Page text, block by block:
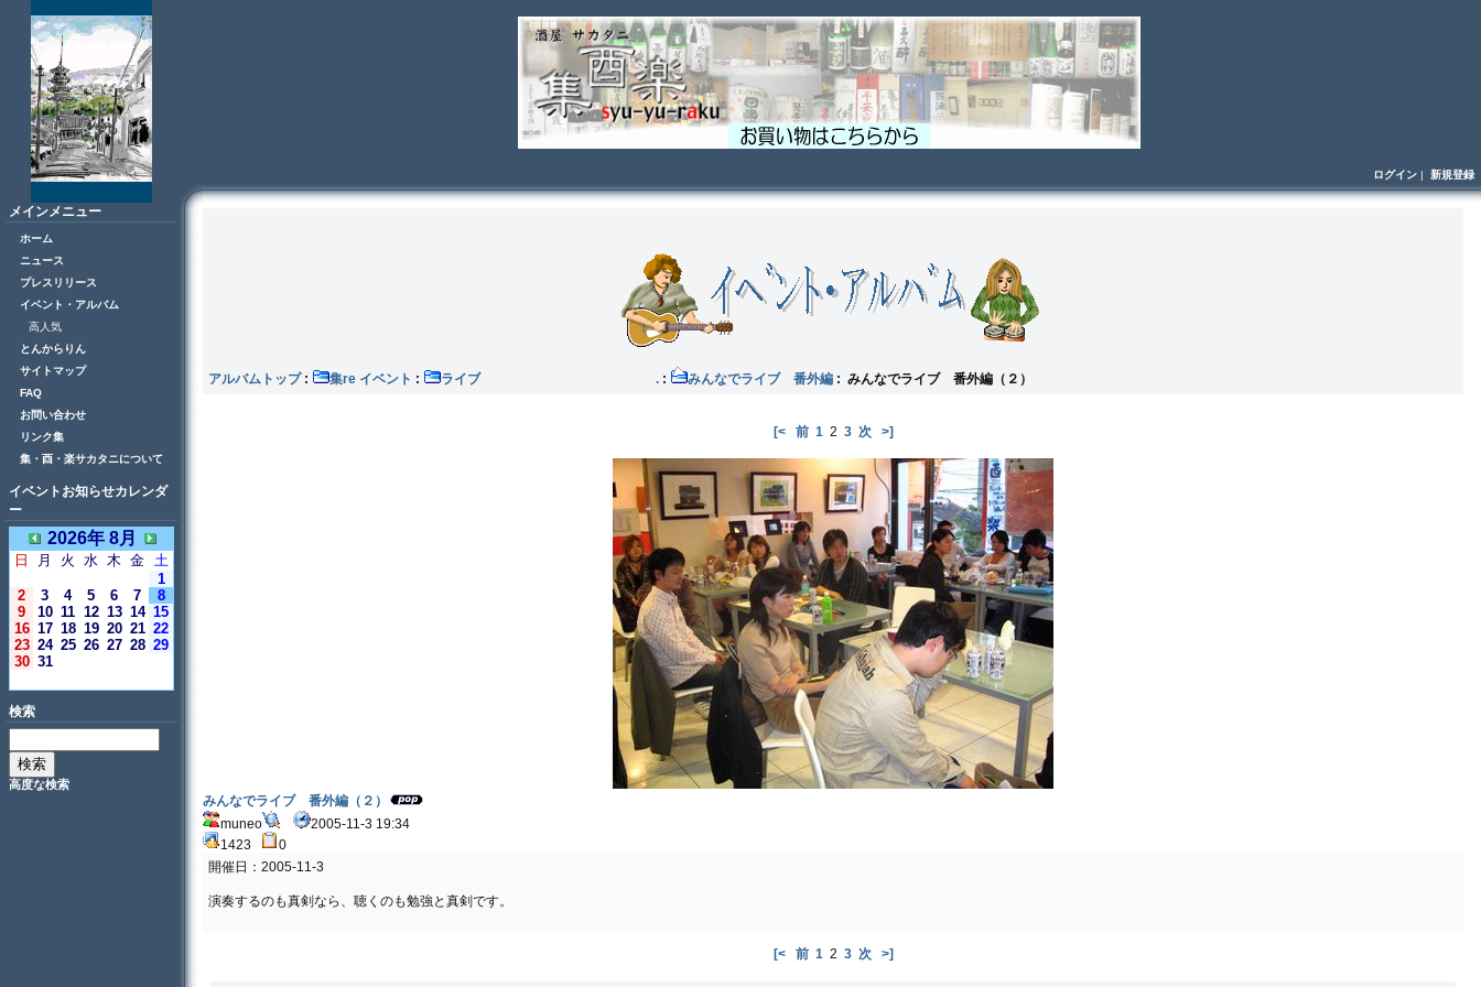
メインメニュー
ホーム
ニュース
プレスリリース
イベント・アルバム
高人気
とんからりん
サイトマップ
FAQ
お問い合わせ
リンク集
集・酉・楽サカタニについて
イベントお知らせカレンダ
ー
2026年 8月
日 月 火 水 木 金 土
1
2
3 4 5 6 7
8
9
10 11 12 13 14 15
16 17 18 19 20 21 22
23 24 25 26 27 28 29
30 31
検索
高度な検索
ログイン | 新規登録
アルバムトップ: 集re イベント : ライブ . : みんなでライブ 番外編 : みんなでライブ 番外編（２）
[< 前 12 3 次 >]
みんなでライブ 番外編（２）
muneo
2005-11-3 19:34
1423
0
開催日：2005-11-3
演奏するのも真剣なら、聴くのも勉強と真剣です。
[< 前 12 3 次 >]